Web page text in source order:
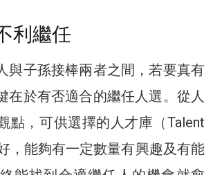
利繼任
與子孫接棒兩者之間，若要真有
在於有否適合的繼任人選。從人
點，可供選擇的人才庫（Talent
，能夠有一定數量有興趣及有能